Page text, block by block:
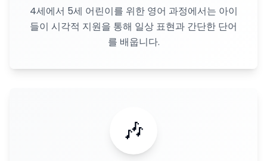
4세에서 5세 어린이를 위한 영어 과정에서는 아이
들이 시각적 지원을 통해 일상 표현과 간단한 단어
를 배웁니다.
🎶